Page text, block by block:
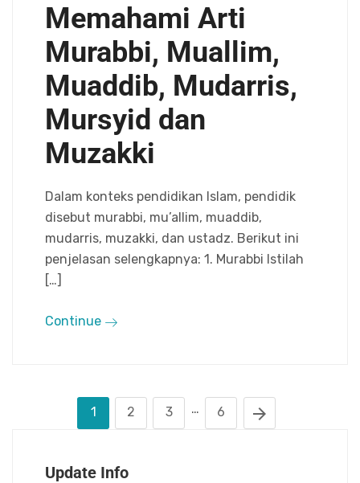
Memahami Arti
Murabbi, Muallim,
Muaddib, Mudarris,
Mursyid dan
Muzakki
Dalam konteks pendidikan Islam, pendidik
disebut murabbi, mu’allim, muaddib,
mudarris, muzakki, dan ustadz. Berikut ini
penjelasan selengkapnya: 1. Murabbi Istilah
[…]
Continue
1 2 3 … 6
Update Info